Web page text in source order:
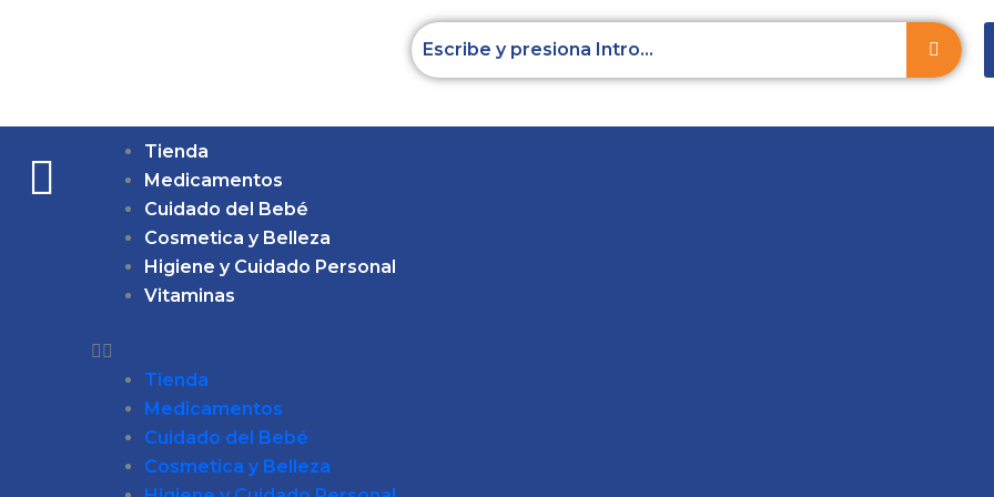
Tienda
Medicamentos
Cuidado del Bebé
Cosmetica y Belleza
Higiene y Cuidado Personal
Vitaminas
Tienda
Medicamentos
Cuidado del Bebé
Cosmetica y Belleza